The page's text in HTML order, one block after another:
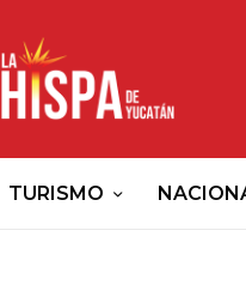
TURISMO